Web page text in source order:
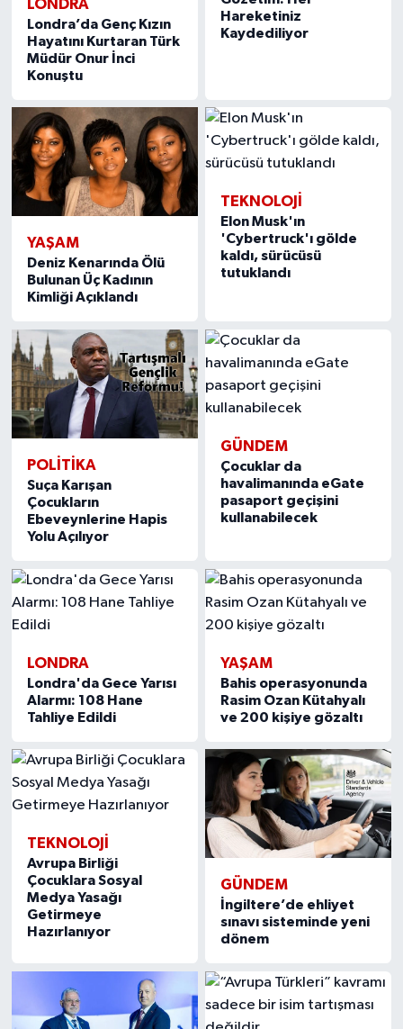
LONDRA
Londra’da Genç Kızın
Hayatını Kurtaran Türk
Müdür Onur İnci
Konuştu
Hareketiniz
Kaydediliyor
YAŞAM
Deniz Kenarında Ölü
Bulunan Üç Kadının
Kimliği Açıklandı
TEKNOLOJİ
Elon Musk'ın
'Cybertruck'ı gölde
kaldı, sürücüsü
tutuklandı
POLİTİKA
Suça Karışan
Çocukların
Ebeveynlerine Hapis
Yolu Açılıyor
GÜNDEM
Çocuklar da
havalimanında eGate
pasaport geçişini
kullanabilecek
LONDRA
Londra'da Gece Yarısı
Alarmı: 108 Hane
Tahliye Edildi
YAŞAM
Bahis operasyonunda
Rasim Ozan Kütahyalı
ve 200 kişiye gözaltı
TEKNOLOJİ
Avrupa Birliği
Çocuklara Sosyal
Medya Yasağı
Getirmeye
Hazırlanıyor
GÜNDEM
İngiltere’de ehliyet
sınavı sisteminde yeni
dönem